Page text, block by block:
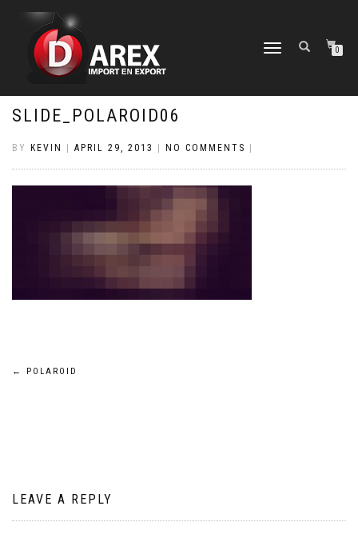
TOGGLE
0
SLIDE_POLAROID06
BY KEVIN APRIL 29, 2013 NO COMMENTS
Post
← POLAROID
LEAVE A REPLY